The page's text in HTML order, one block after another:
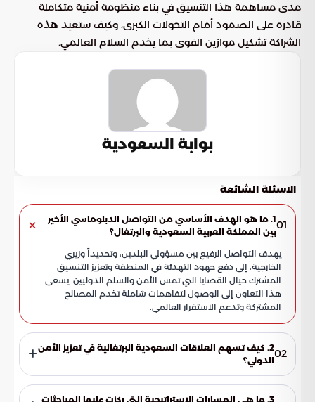
مدى مساهمة هذا التنسيق في بناء منظومة أمنية متكاملة
قادرة على الصمود أمام التحولات الكبرى، وكيف ستعيد هذه
الشراكة تشكيل موازين القوى بما يخدم السلام العالمي.
بوابة السعودية
الاسئلة الشائعة
01 1. ما هو الهدف الأساسي من التواصل الدبلوماسي الأخير
بين المملكة العربية السعودية والبرتغال؟
يهدف التواصل الرفيع بين مسؤولي البلدين، وتحديداً وزيري
الخارجية، إلى دفع جهود التهدئة في المنطقة وتعزيز التنسيق
المشترك حيال القضايا التي تمس الأمن والسلم الدوليين. يسعى
هذا التعاون إلى الوصول لتفاهمات شاملة تخدم المصالح
المشتركة وتدعم الاستقرار العالمي.
02 2. كيف تسهم العلاقات السعودية البرتغالية في تعزيز الأمن
الدولي؟
التحديات الراهنة ودعم المبادرات الدولية المشتركة. ويركز البلدان
3. ما هي المسارات الاستراتيجية التي ركزت عليها المباحثات